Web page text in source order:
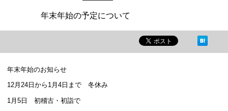
年末年始の予定について
年末年始のお知らせ
12月24日から1月4日まで 冬休み
1月5日 初稽古・初詣で